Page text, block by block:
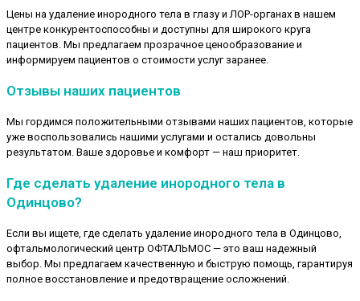
Цены на удаление инородного тела в глазу и ЛОР-органах в нашем
центре конкурентоспособны и доступны для широкого круга
пациентов. Мы предлагаем прозрачное ценообразование и
информируем пациентов о стоимости услуг заранее.
Отзывы наших пациентов
Мы гордимся положительными отзывами наших пациентов, которые
уже воспользовались нашими услугами и остались довольны
результатом. Ваше здоровье и комфорт — наш приоритет.
Где сделать удаление инородного тела в
Одинцово?
Если вы ищете, где сделать удаление инородного тела в Одинцово,
офтальмологический центр ОФТАЛЬМОС — это ваш надежный
выбор. Мы предлагаем качественную и быструю помощь, гарантируя
полное восстановление и предотвращение осложнений.